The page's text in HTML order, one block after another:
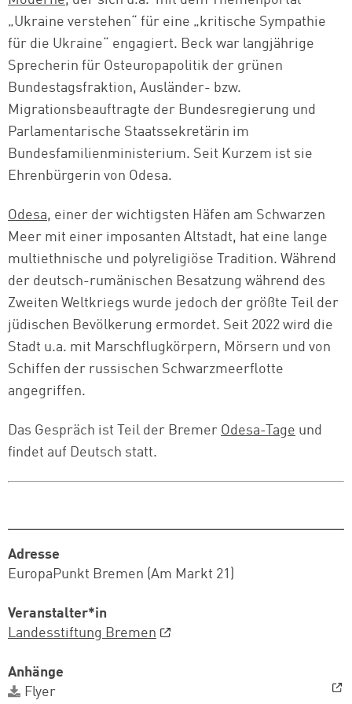
„Ukraine verstehen“ für eine „kritische Sympathie
für die Ukraine“ engagiert. Beck war langjährige
Sprecherin für Osteuropapolitik der grünen
Bundestagsfraktion, Ausländer- bzw.
Migrationsbeauftragte der Bundesregierung und
Parlamentarische Staatssekretärin im
Bundesfamilienministerium. Seit Kurzem ist sie
Ehrenbürgerin von Odesa.
Odesa, einer der wichtigsten Häfen am Schwarzen
Meer mit einer imposanten Altstadt, hat eine lange
multiethnische und polyreligiöse Tradition. Während
der deutsch-rumänischen Besatzung während des
Zweiten Weltkriegs wurde jedoch der größte Teil der
jüdischen Bevölkerung ermordet. Seit 2022 wird die
Stadt u.a. mit Marschflugkörpern, Mörsern und von
Schiffen der russischen Schwarzmeerflotte
angegriffen.
Das Gespräch ist Teil der Bremer Odesa-Tage und
findet auf Deutsch statt.
Adresse
EuropaPunkt Bremen (Am Markt 21)
Veranstalter*in
Landesstiftung Bremen
Anhänge
Flyer